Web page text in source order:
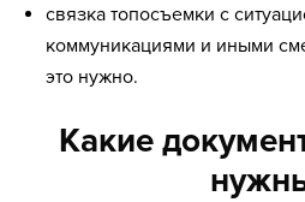
связка топосъемки с
коммуникациями и иными
это нужно.
Какие